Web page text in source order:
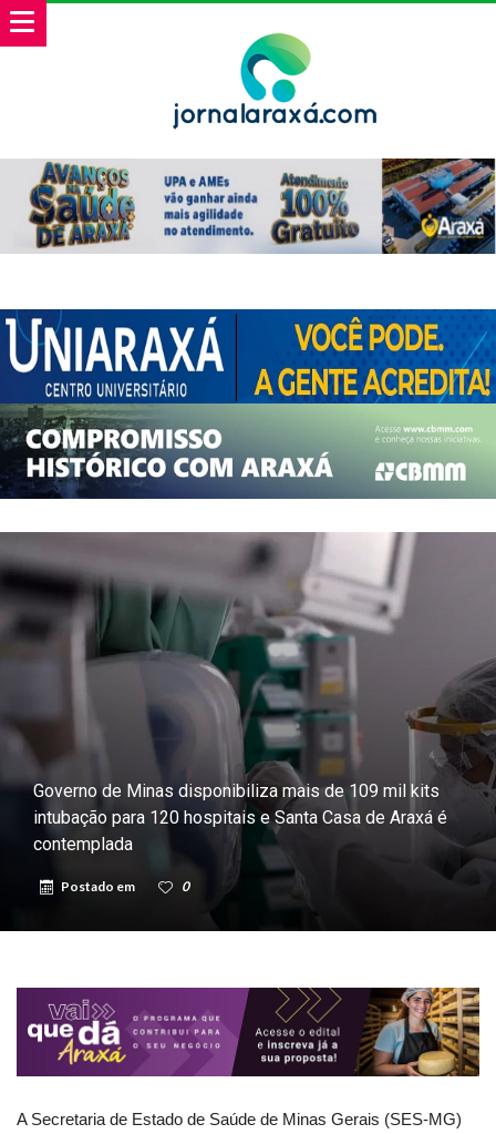
Governo de Minas disponibiliza mais de 109 mil kits
intubação para 120 hospitais e Santa Casa de Araxá é
contemplada
Postado em 0
A Secretaria de Estado de Saúde de Minas Gerais (SES-MG)